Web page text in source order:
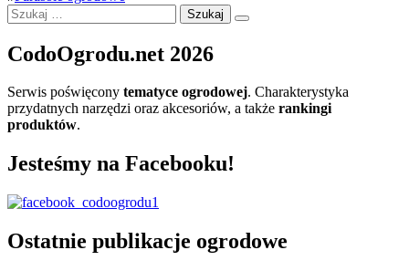
Szukaj:
CodoOgrodu.net 2026
Serwis poświęcony tematyce ogrodowej. Charakterystyka
przydatnych narzędzi oraz akcesoriów, a także rankingi
produktów.
Jesteśmy na Facebooku!
Ostatnie publikacje ogrodowe